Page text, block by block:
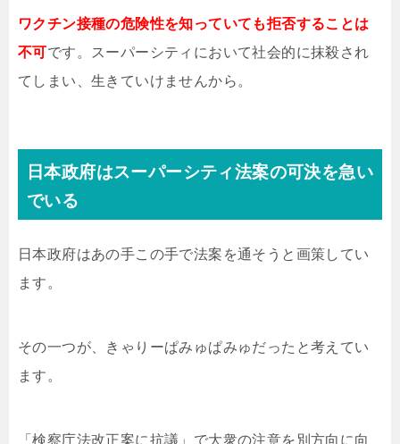
ワクチン接種の危険性を知っていても拒否することは
不可です。スーパーシティにおいて社会的に抹殺され
てしまい、生きていけませんから。
日本政府はスーパーシティ法案の可決を急い
でいる
日本政府はあの手この手で法案を通そうと画策してい
ます。
その一つが、きゃりーぱみゅぱみゅだったと考えてい
ます。
「検察庁法改正案に抗議」で大衆の注意を別方向に向